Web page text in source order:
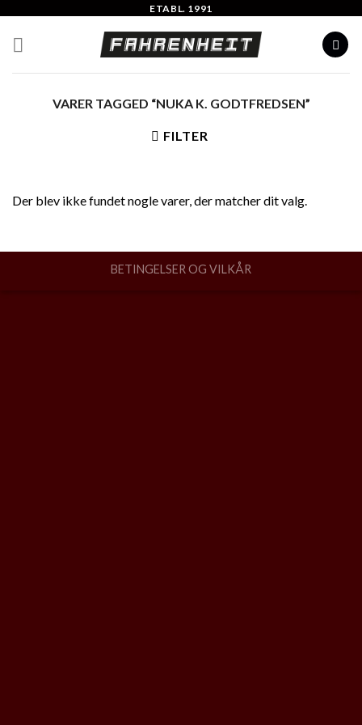
content
ETABL. 1991
VARER TAGGED “NUKA K. GODTFREDSEN”
FILTER
Der blev ikke fundet nogle varer, der matcher dit valg.
BETINGELSER OG VILKÅR